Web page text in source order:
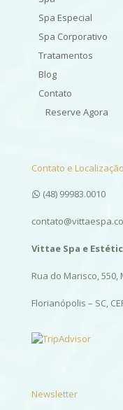
Spa Especial
Spa Corporativo
Tratamentos
Blog
Contato
Reserve Agora
Contato e Localização
(48) 99983.0010
Vittae Spa e
Rua do Marisco,
Florianópolis – SC,
Newsletter